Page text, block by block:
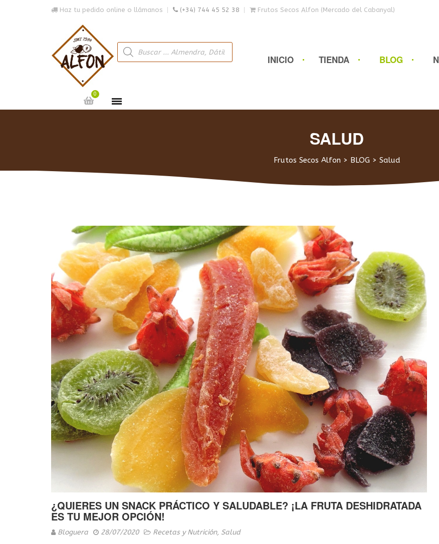
Haz tu pedido online o llámanos (+34) 744 45 52 38 Frutos Secos Alfon (Mercado del Cabanyal)
0
INICIO TIENDA BLOG
SALUD
Frutos Secos Alfon > BLOG > Salud
¿QUIERES UN SNACK PRÁCTICO Y SALUDABLE? ¡LA FRUTA DESHIDRATADA
ES TU MEJOR OPCIÓN!
Bloguera 28/07/2020 Recetas y Nutrición, Salud